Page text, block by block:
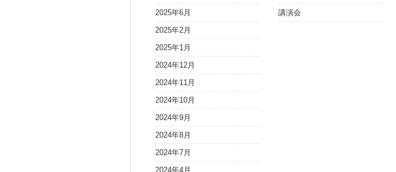
2025年6月
2025年2月
2025年1月
2024年12月
2024年11月
2024年10月
2024年9月
2024年8月
2024年7月
2024年4月
講演会